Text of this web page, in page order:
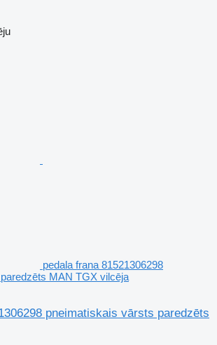
pedala frana 81521306298
MAN TGX vilcēja
pneimatiskais vārsts paredzēts